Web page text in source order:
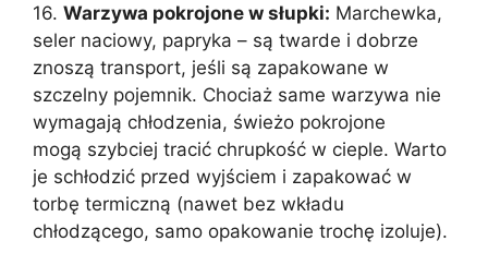
16. Warzywa pokrojone w słupki: Marchewka,
seler naciowy, papryka – są twarde i dobrze
znoszą transport, jeśli są zapakowane w
szczelny pojemnik. Chociaż same warzywa nie
wymagają chłodzenia, świeżo pokrojone
mogą szybciej tracić chrupkość w cieple. Warto
je schłodzić przed wyjściem i zapakować w
torbę termiczną (nawet bez wkładu
chłodzącego, samo opakowanie trochę izoluje).